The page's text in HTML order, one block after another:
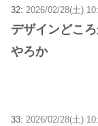
32: 2026/02/28(土)
デザインどこ
やろか
33: 2026/02/28(土)